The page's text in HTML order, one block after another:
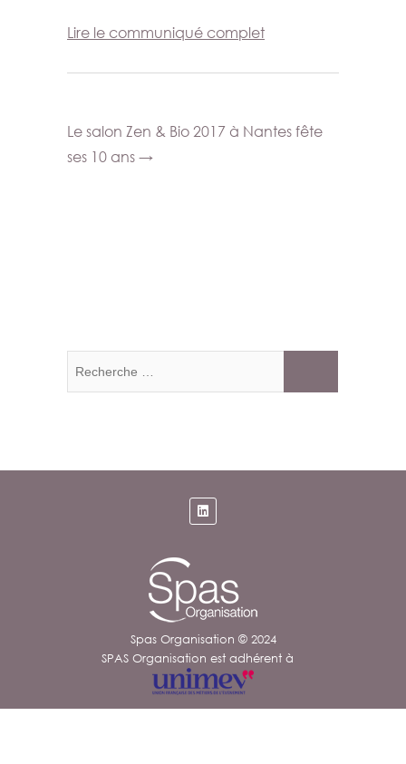
Lire le communiqué complet
Le salon Zen & Bio 2017 à Nantes fête
ses 10 ans→
…
Spas Organisation © 2024
SPAS Organisation est adhérent à